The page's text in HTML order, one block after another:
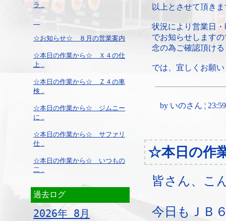
ラ ..
☆お知らせ☆ ８月の営業案内
☆本日の作業から☆ Ｘ４の仕
上 ..
☆本日の作業から☆ Ｚ４の車
検 ..
☆本日の作業から☆ ジムニー
に ..
☆本日の作業から☆ サファリ
仕 ..
☆本日の作業から☆ いつもの
二 ..
過去ログ
2026年 8月
以上とさせて頂き
状況により営業日
でお知らせします
念の為ご確認頂け
では、宜しくお願
by いのさん ¦
☆本日の作
皆さん、こ
今日もＪＢ